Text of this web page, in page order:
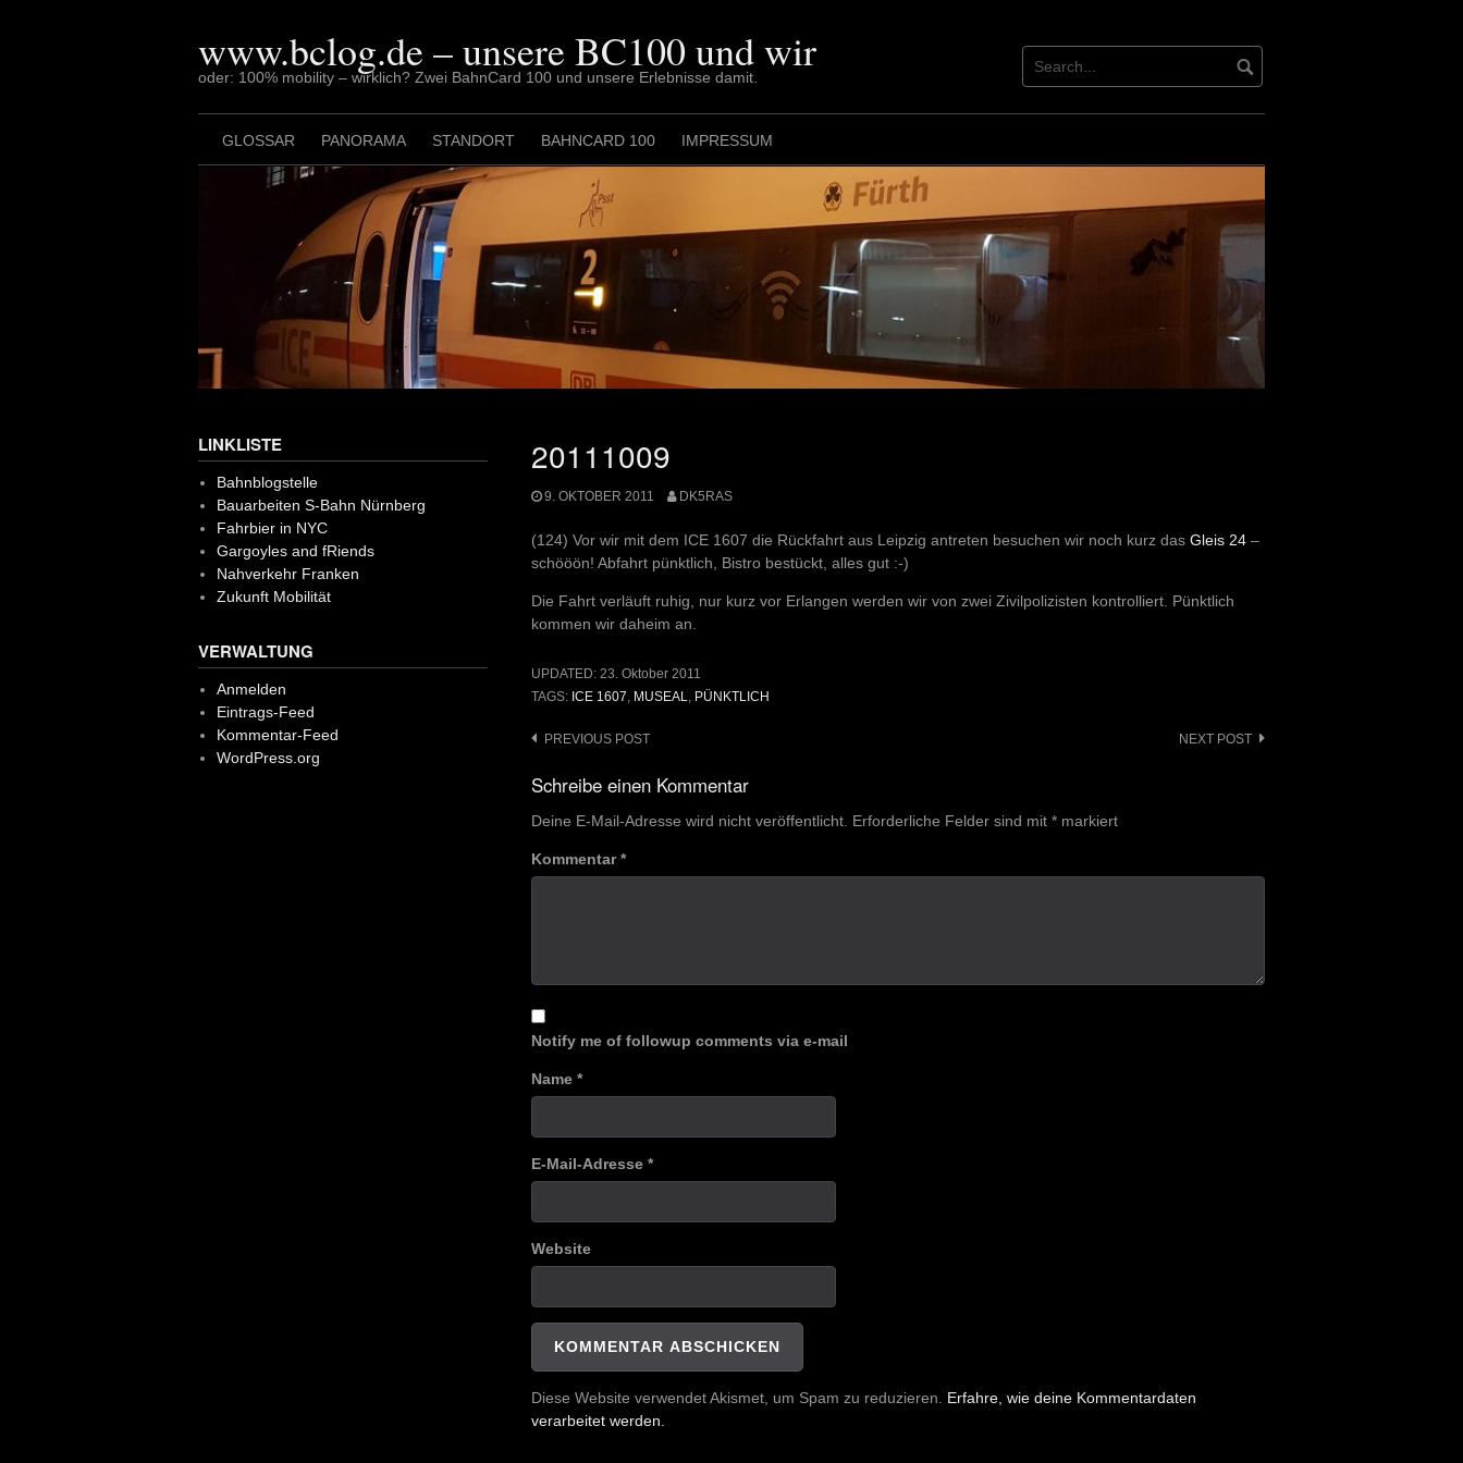
www.bclog.de – unsere BC100 und wir
oder: 100% mobility – wirklich? Zwei BahnCard 100 und unsere Erlebnisse damit.
GLOSSAR PANORAMA STANDORT BAHNCARD 100 IMPRESSUM
20111009
9. OKTOBER 2011 DK5RAS
(124) Vor wir mit dem ICE 1607 die Rückfahrt aus Leipzig antreten besuchen wir noch kurz das Gleis 24 –
schööön! Abfahrt pünktlich, Bistro bestückt, alles gut :-)
Die Fahrt verläuft ruhig, nur kurz vor Erlangen werden wir von zwei Zivilpolizisten kontrolliert. Pünktlich
kommen wir daheim an.
UPDATED: 23. Oktober 2011
TAGS: ICE 1607 MUSEAL PÜNKTLICH
Post
navigation
PREVIOUS POST NEXT POST
Schreibe einen Kommentar
Deine E-Mail-Adresse wird nicht veröffentlicht. Erforderliche Felder sind mit * markiert
Kommentar*
Notify me of followup comments via e-mail
Name *
E-Mail-Adresse *
Website
Diese Website verwendet Akismet, um Spam zu reduzieren. Erfahre, wie deine Kommentardaten
verarbeitet werden.
LINKLISTE
Bahnblogstelle
Bauarbeiten S-Bahn Nürnberg
Fahrbier in NYC
Gargoyles and fRiends
Nahverkehr Franken
Zukunft Mobilität
VERWALTUNG
Anmelden
Eintrags-Feed
Kommentar-Feed
WordPress.org